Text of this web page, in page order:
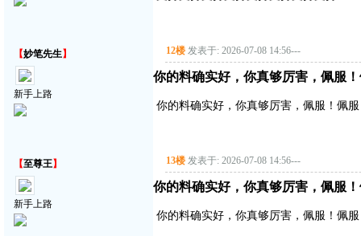
【妙笔先生】
新手上路
12楼 发表于: 2026-07-08 14:56---
你的料确实好，你真够厉害，佩服
你的料确实好，你真够厉害，佩服！佩
【至尊王】
新手上路
13楼 发表于: 2026-07-08 14:56---
你的料确实好，你真够厉害，佩服
你的料确实好，你真够厉害，佩服！佩